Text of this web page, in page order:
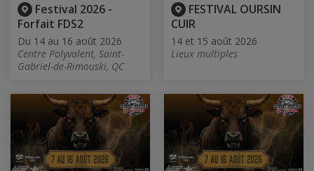
Festival 2026 -
Forfait FDS2
Du 14 au 16 août 2026
Centre Polyvalent, Saint-
Gabriel-de-Rimouski, QC
FESTIVAL OURSIN
CUIR
14 et 15 août 2026
Lieux multiples